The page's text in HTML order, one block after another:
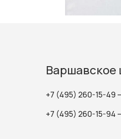
Варшавское
+7 (495) 260-15-49
+7 (495) 260-15-94